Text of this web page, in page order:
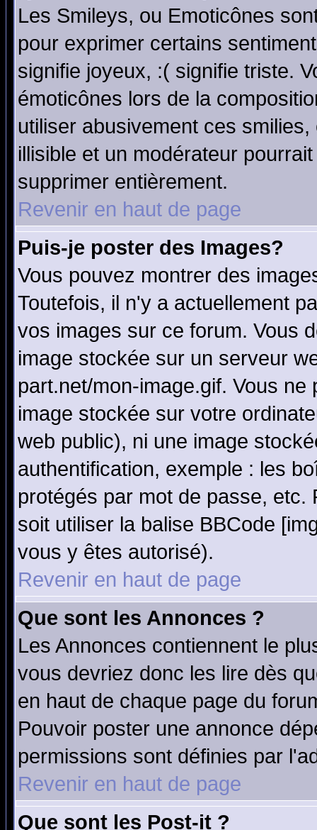
Les Smileys, ou Emoticônes
pour exprimer certains
signifie joyeux, :( signifie triste.
émoticônes lors de la
utiliser abusivement ces
illisible et un modérateur
supprimer entièrement.
Revenir en haut de page
Puis-je poster des Images?
Vous pouvez montrer des
Toutefois, il n'y a actuellement
vos images sur ce forum. Vous
image stockée sur un serveur
part.net/mon-image.gif. Vous
image stockée sur votre
web public), ni une image
authentification, exemple : les
protégés par mot de passe,
soit utiliser la balise BBCode
vous y êtes autorisé).
Revenir en haut de page
Que sont les Annonces ?
Les Annonces contiennent le
vous devriez donc les lire dès
en haut de chaque page du
Pouvoir poster une annonce
permissions sont définies par
Revenir en haut de page
Que sont les Post-it ?